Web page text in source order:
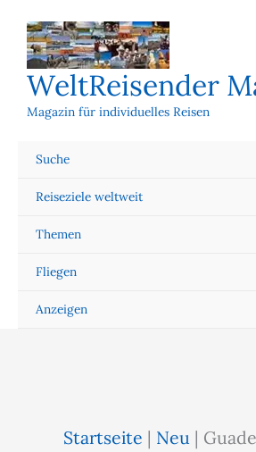
Inhalt
springen
WeltReisender
Magazin für individuelles Reisen
Suche
Reiseziele weltweit
Themen
Fliegen
Anzeigen
Startseite | Neu |